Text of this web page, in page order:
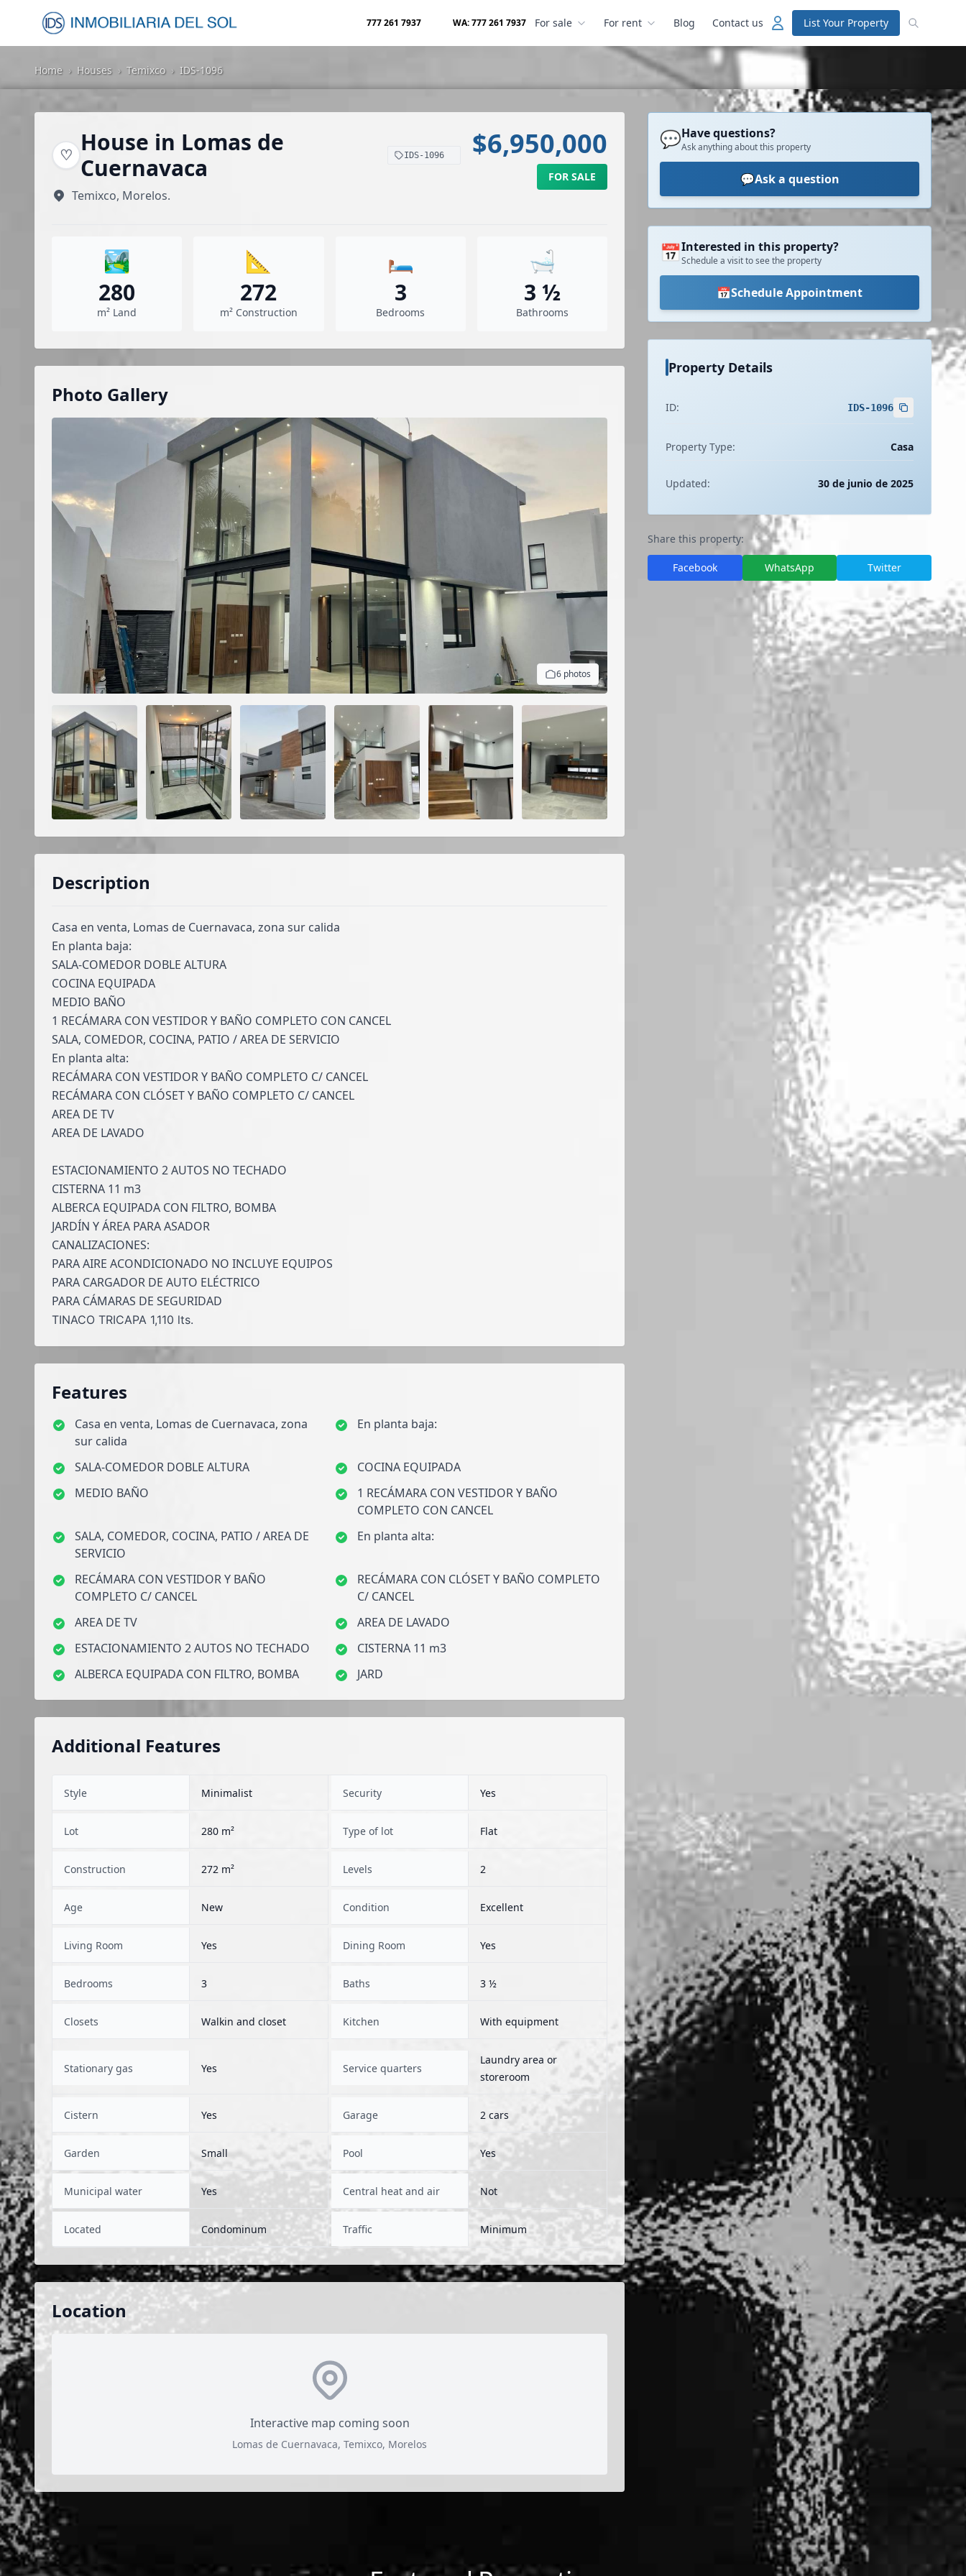
777 261 7937 WA: 777 261 7937 For sale For rent Blog Contact us List Your Property
Home › Houses › Temixco › IDS-1096
♡ House in Lomas de
Cuernavaca
IDS-1096
Temixco, Morelos.
$6,950,000
FOR SALE
🏞️
280
m² Land
📐
272
m² Construction
🛏️
3
Bedrooms
🛁
3 ½
Bathrooms
Photo Gallery
6 photos
Description
Casa en venta, Lomas de Cuernavaca, zona sur calida
En planta baja:
SALA-COMEDOR DOBLE ALTURA
COCINA EQUIPADA
MEDIO BAÑO
1 RECÁMARA CON VESTIDOR Y BAÑO COMPLETO CON CANCEL
SALA, COMEDOR, COCINA, PATIO / AREA DE SERVICIO
En planta alta:
RECÁMARA CON VESTIDOR Y BAÑO COMPLETO C/ CANCEL
RECÁMARA CON CLÓSET Y BAÑO COMPLETO C/ CANCEL
AREA DE TV
AREA DE LAVADO
ESTACIONAMIENTO 2 AUTOS NO TECHADO
CISTERNA 11 m3
ALBERCA EQUIPADA CON FILTRO, BOMBA
JARDÍN Y ÁREA PARA ASADOR
CANALIZACIONES:
PARA AIRE ACONDICIONADO NO INCLUYE EQUIPOS
PARA CARGADOR DE AUTO ELÉCTRICO
PARA CÁMARAS DE SEGURIDAD
TINACO TRICAPA 1,110 lts.
Features
Casa en venta, Lomas de Cuernavaca, zona
sur calida
En planta baja:
SALA-COMEDOR DOBLE ALTURA
COCINA EQUIPADA
MEDIO BAÑO
1 RECÁMARA CON VESTIDOR Y BAÑO
COMPLETO CON CANCEL
SALA, COMEDOR, COCINA, PATIO / AREA DE
SERVICIO
En planta alta:
RECÁMARA CON VESTIDOR Y BAÑO
COMPLETO C/ CANCEL
RECÁMARA CON CLÓSET Y BAÑO COMPLETO
C/ CANCEL
AREA DE TV
AREA DE LAVADO
ESTACIONAMIENTO 2 AUTOS NO TECHADO
CISTERNA 11 m3
ALBERCA EQUIPADA CON FILTRO, BOMBA
JARD
Additional Features
Style Minimalist Security Yes
Lot 280 m² Type of lot Flat
Construction 272 m² Levels 2
Age New Condition Excellent
Living Room Yes Dining Room Yes
Bedrooms 3 Baths 3 ½
Closets Walkin and closet Kitchen With equipment
Stationary gas Yes Service quarters
Laundry area or
storeroom
Cistern Yes Garage 2 cars
Garden Small Pool Yes
Municipal water Yes Central heat and air Not
Located Condominum Traffic Minimum
Location
Interactive map coming soon
Lomas de Cuernavaca, Temixco, Morelos
💬Have questions?
Ask anything about this property
💬Ask a question
📅Interested in this property?
Schedule a visit to see the property
📅Schedule Appointment
Property Details
ID: IDS-1096
Property Type: Casa
Updated: 30 de junio de 2025
Share this property:
Facebook WhatsApp Twitter